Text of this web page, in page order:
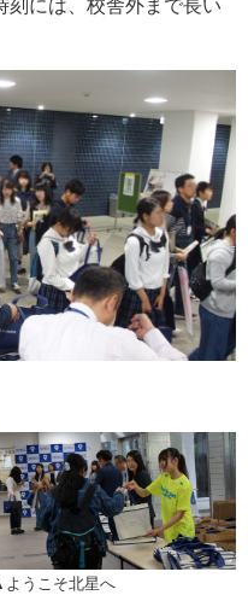
刻には、校舎外まで長い
うこそ北星へ